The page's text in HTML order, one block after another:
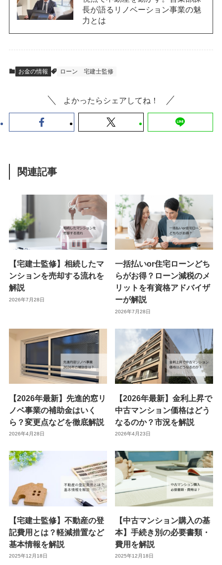
長が語るリノベーション事業の魅
力とは
お金の情報 ローン 宅建士監修
よかったらシェアしてね！
関連記事
【宅建士監修】相続したマ
ンションを売却する流れを
解説
2026年7月28日
一括払いor住宅ローンどち
らがお得？ローン減税のメ
リットを有資格アドバイザ
ーが解説
2026年7月28日
【2026年最新】先進的窓リ
ノベ事業の補助金はいく
ら？変更点などを徹底解説
2026年4月28日
【2026年最新】金利上昇で
中古マンション価格はどう
なるのか？市況を解説
2026年4月23日
【宅建士監修】不動産の登
記費用とは？軽減措置など
基本情報を解説
2025年12月18日
【中古マンション購入の基
本】手続き別の必要書類・
費用を解説
2025年12月18日